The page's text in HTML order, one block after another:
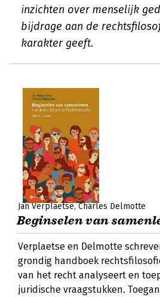
inzichten over menselijk
bijdrage aan de
karakter geeft.
Jan Verplaetse Charles Delmotte
Beginselen van
Verplaetse en Delmotte
grondig handboek
van het recht analyseert en
juridische vraagstukken.